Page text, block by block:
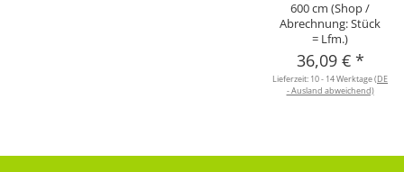
600 cm (Shop /
Abrechnung: Stück
= Lfm.)
36,09 € *
Lieferzeit: 10 - 14 Werktage(DE
- Ausland abweichend)